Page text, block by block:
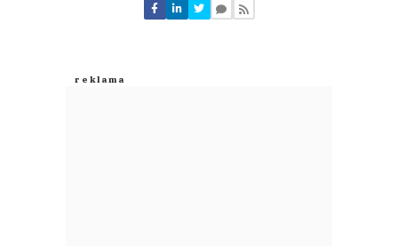
Nie znaleziono komentarzy
Zostaw swoje komentarze